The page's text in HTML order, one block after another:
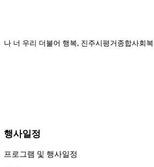
나 너 우리 더불어 행복, 진주시평거종합사회
행사일정
프로그램 및 행사일정